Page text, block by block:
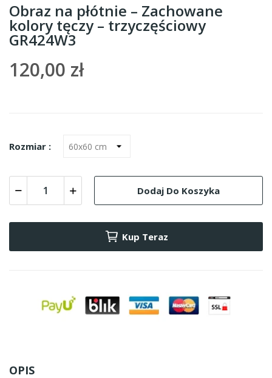
Obraz na płótnie – Zachowane
kolory tęczy – trzyczęściowy
GR424W3
120,00 zł
Rozmiar :
Dodaj Do Koszyka
Kup Teraz
OPIS